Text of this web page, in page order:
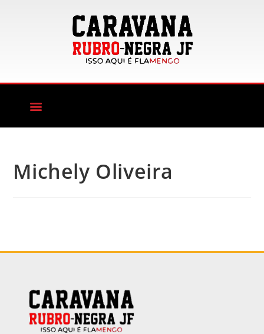
Michely Oliveira